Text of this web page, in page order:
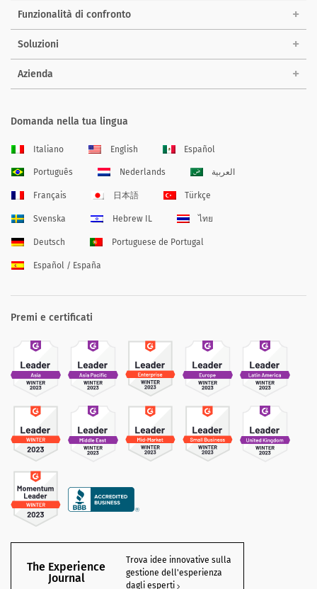
Funzionalità di confronto
Soluzioni
Azienda
Domanda nella tua lingua
Italiano English Español
Português Nederlands العربية
Français 日本語 Türkçe
Svenska Hebrew IL ไทย
Deutsch Portuguese de Portugal
Español / España
Premi e certificati
The Experience
Journal
Trova idee innovative sulla
gestione dell'esperienza
dagli esperti